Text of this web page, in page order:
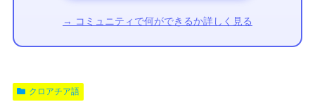
→ コミュニティで何ができるか詳しく見る
クロアチア語